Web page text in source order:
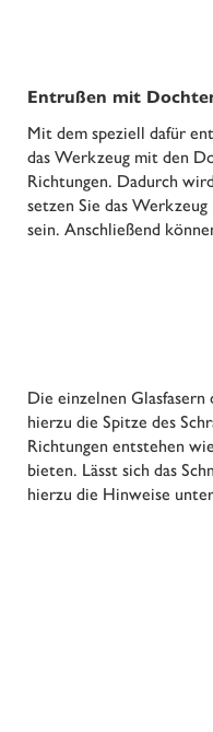
Entrußen mit
Mit dem speziell dafür
das Werkzeug mit den
Richtungen. Dadurch
setzen Sie das
sein. Anschließend
Die einzelnen
hierzu die Spitze des
Richtungen entstehen
bieten. Lässt sich das
hierzu die Hinweise